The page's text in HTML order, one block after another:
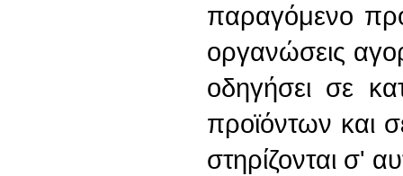
παραγόμενο
οργανώσεις
οδηγήσει σε
προϊόντων και
στηρίζονται σ'